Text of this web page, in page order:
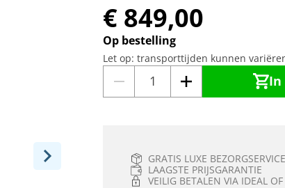
€ 849,00
Op bestelling
Let op: transporttijden kunnen
In
GRATIS LUXE
LAAGSTE PRIJSGARANTIE
VEILIG BETALEN VIA IDEAL